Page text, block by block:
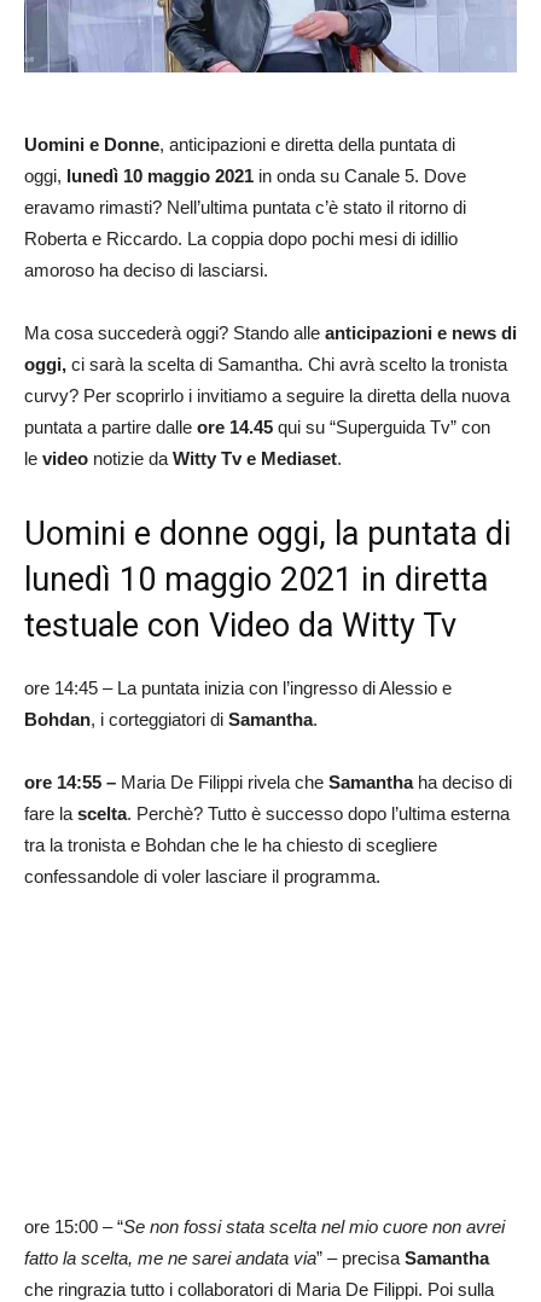
Uomini e Donne, anticipazioni e diretta della puntata di
oggi, lunedì 10 maggio 2021 in onda su Canale 5. Dove
eravamo rimasti? Nell’ultima puntata c’è stato il ritorno di
Roberta e Riccardo. La coppia dopo pochi mesi di idillio
amoroso ha deciso di lasciarsi.
Ma cosa succederà oggi? Stando alle anticipazioni e news di
oggi, ci sarà la scelta di Samantha. Chi avrà scelto la tronista
curvy? Per scoprirlo i invitiamo a seguire la diretta della nuova
puntata a partire dalle ore 14.45 qui su “Superguida Tv” con
le video notizie da Witty Tv e Mediaset.
Uomini e donne oggi, la puntata di
lunedì 10 maggio 2021 in diretta
testuale con Video da Witty Tv
ore 14:45 – La puntata inizia con l’ingresso di Alessio e
Bohdan, i corteggiatori di Samantha.
ore 14:55 – Maria De Filippi rivela che Samanthaha deciso di
fare la scelta. Perchè? Tutto è successo dopo l’ultima esterna
tra la tronista e Bohdan che le ha chiesto di scegliere
confessandole di voler lasciare il programma.
ore 15:00 – “Se non fossi stata scelta nel mio cuore non avrei
fatto la scelta, me ne sarei andata via” – precisaSamantha
che ringrazia tutto i collaboratori di Maria De Filippi. Poi sulla